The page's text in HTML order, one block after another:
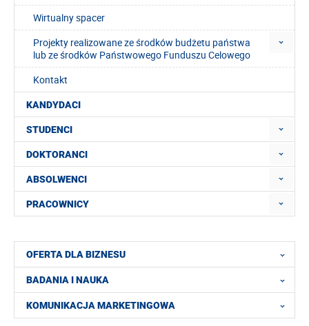
Wirtualny spacer
Projekty realizowane ze środków budżetu państwa
lub ze środków Państwowego Funduszu Celowego
Kontakt
KANDYDACI
STUDENCI
DOKTORANCI
ABSOLWENCI
PRACOWNICY
OFERTA DLA BIZNESU
BADANIA I NAUKA
KOMUNIKACJA MARKETINGOWA